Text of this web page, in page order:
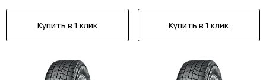
Купить в 1 клик Купить в 1 клик